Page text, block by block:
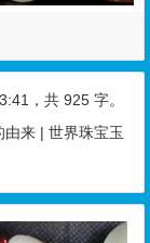
，共 925 字。
来 | 世界珠宝玉